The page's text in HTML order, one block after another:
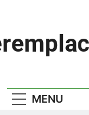
MENU